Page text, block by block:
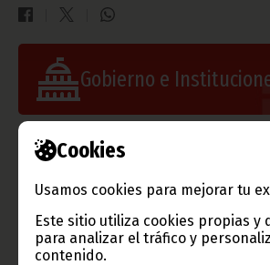
Cookies
Usamos cookies para mejorar tu
Este sitio utiliza cookies propias y
para analizar el tráfico y
contenido.
Gobierno e
TVGE